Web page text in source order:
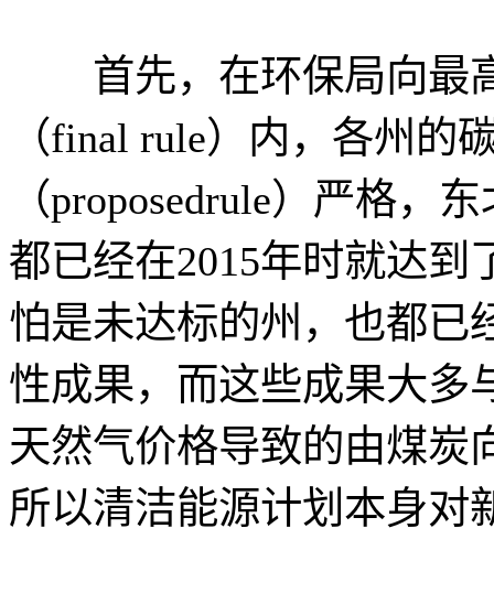
首先，在环保局向最
（final rule）内，各州的
（proposedrule）严格，
都已经在2015年时就达到
怕是未达标的州，也都已
性成果，而这些成果大多
天然气价格导致的由煤炭
所以清洁能源计划本身对